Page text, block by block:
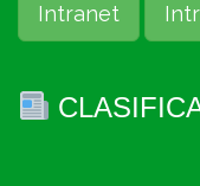
Intranet